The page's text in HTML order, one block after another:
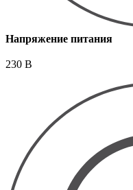
Напряжение питания
230 В